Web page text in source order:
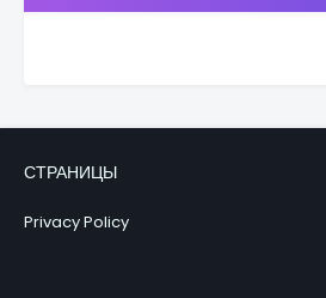
СТРАНИЦЫ
Privacy Policy